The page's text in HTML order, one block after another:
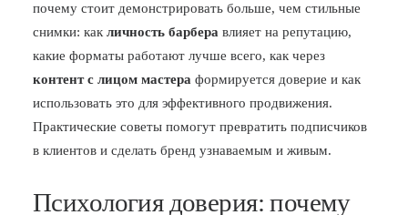
почему стоит демонстрировать больше, чем стильные
снимки: как личность барбера влияет на репутацию,
какие форматы работают лучше всего, как через
контент с лицом мастера формируется доверие и как
использовать это для эффективного продвижения.
Практические советы помогут превратить подписчиков
в клиентов и сделать бренд узнаваемым и живым.
Психология доверия: почему